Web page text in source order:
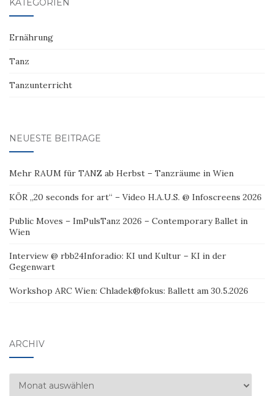
KATEGORIEN
Ernährung
Tanz
Tanzunterricht
NEUESTE BEITRÄGE
Mehr RAUM für TANZ ab Herbst – Tanzräume in Wien
KÖR „20 seconds for art“ – Video H.A.U.S. @ Infoscreens 2026
Public Moves – ImPulsTanz 2026 – Contemporary Ballet in
Wien
Interview @ rbb24Inforadio: KI und Kultur – KI in der
Gegenwart
Workshop ARC Wien: Chladek®fokus: Ballett am 30.5.2026
ARCHIV
Archiv